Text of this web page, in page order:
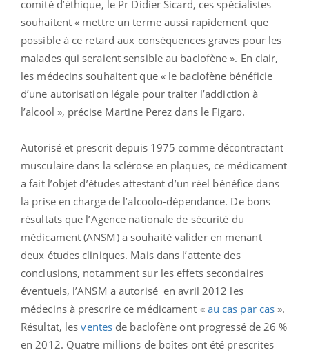
comité d’éthique, le Pr Didier Sicard, ces spécialistes
souhaitent « mettre un terme aussi rapidement que
possible à ce retard aux conséquences graves pour les
malades qui seraient sensible au baclofène ». En clair,
les médecins souhaitent que « le baclofène bénéficie
d’une autorisation légale pour traiter l’addiction à
l’alcool », précise Martine Perez dans le Figaro.
Autorisé et prescrit depuis 1975 comme décontractant
musculaire dans la sclérose en plaques, ce médicament
a fait l’objet d’études attestant d’un réel bénéfice dans
la prise en charge de l’alcoolo-dépendance. De bons
résultats que l’Agence nationale de sécurité du
médicament (ANSM) a souhaité valider en menant
deux études cliniques. Mais dans l’attente des
conclusions, notamment sur les effets secondaires
éventuels, l’ANSM a autorisé en avril 2012 les
médecins à prescrire ce médicament « au cas par cas ».
Résultat, lesventes de baclofène ont progressé de 26 %
en 2012. Quatre millions de boîtes ont été prescrites